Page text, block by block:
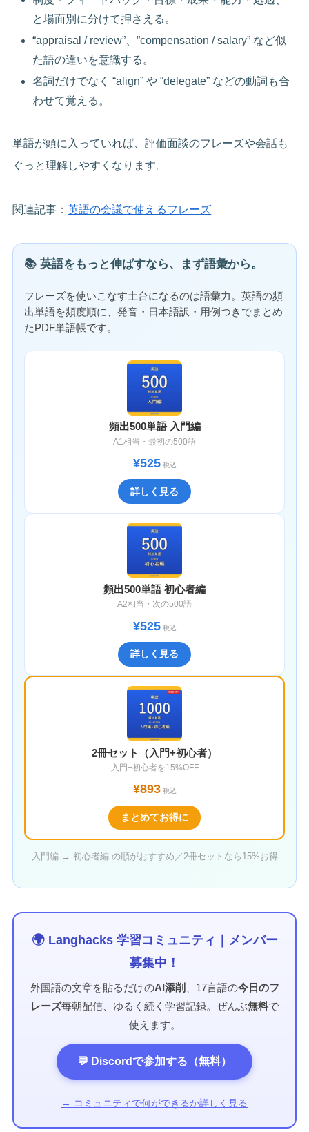
と場面別に分けて押さえる。
“appraisal / review”、”compensation / salary” など似
た語の違いを意識する。
名詞だけでなく “align” や “delegate” などの動詞も合
わせて覚える。
単語が頭に入っていれば、評価面談のフレーズや会話も
ぐっと理解しやすくなります。
関連記事：英語の会議で使えるフレーズ
📚 英語をもっと伸ばすなら、まず語彙から。
フレーズを使いこなす土台になるのは語彙力。英語の頻
出単語を頻度順に、発音・日本語訳・用例つきでまとめ
たPDF単語帳です。
頻出500単語 入門編
A1相当・最初の500語
¥525税込
詳しく見る
頻出500単語 初心者編
A2相当・次の500語
¥525税込
詳しく見る
2冊セット（入門+初心者）
入門+初心者を15%OFF
¥893税込
まとめてお得に
入門編 → 初心者編 の順がおすすめ／2冊セットなら15%お得
🌍 Langhacks 学習コミュニティ｜メンバー
募集中！
外国語の文章を貼るだけのAI添削 、17言語の今日のフ
レーズ毎朝配信、ゆるく続く学習記録。ぜんぶ無料で
使えます。
💬 Discordで参加する（無料）
→ コミュニティで何ができるか詳しく見る